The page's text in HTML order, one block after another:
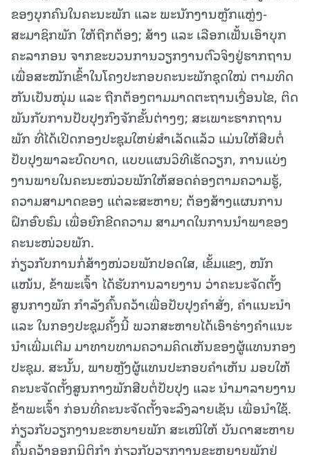
ຂອງບຸກຄົນໃນຄະນະພັກ ແລະ ພະນັກງານຫຼັກແຫຼ່ງ-
ສະມາຊິກພັກ ໃຫ້ຖືກຕ້ອງ; ສ້າງ ແລະ ເລືອກເຟັ້ນເອົາບຸກ
ຄະລາກອນ ຈາກຂະບວນການວຽກງານຕົວຈິງຢູ່ຮາກຖານ
ເພື່ອສະໝັກເຂົ້າໃນໂຄງປະກອບຄະນະພັກຊຸດໃໝ່ ຕາມທິດ
ຫັນເປັນໜຸ່ມ ແລະ ຖືກຕ້ອງຕາມມາດຕະຖານເງື່ອນໄຂ, ຕິດ
ພັນກັບການປັບປຸງກົງຈັກຂັ້ນຕ່າງໆ; ສະເພາະຮາກຖານ
ພັກ ທີ່ໄດ້ເປີດກອງປະຊຸມໃຫຍ່ສຳເລັດແລ້ວ ແມ່ນໃຫ້ສືບຕໍ່
ປັບປຸງພາລະບົດບາດ, ແບບແຜນວິທີເຮັດວຽກ, ການແບ່ງ
ງານພາຍໃນຄະນະໜ່ວຍພັກໃຫ້ສອດຄ່ອງຕາມຄວາມຮູ້,
ຄວາມສາມາດຂອງ ແຕ່ລະສະຫາຍ; ຕ້ອງສ້າງແຜນການ
ຝຶກອົບຮົມ ເພື່ອຍົກຂີດຄວາມ ສາມາດໃນການນໍາພາຂອງ
ຄະນະໜ່ວຍພັກ.
ກ່ຽວກັບການກໍ່ສ້າງໜ່ວຍພັກປອດໃສ, ເຂັ້ມແຂງ, ໜັກ
ແໜ້ນ, ຂ້າພະເຈົ້າ ໄດ້ຮັບການລາຍງານ ວ່າຄະນະຈັດຕັ້ງ
ສູນກາງພັກ ກໍາລັງຄົ້ນຄວ້າເພື່ອປັບປຸງຄໍາສັ່ງ, ຄໍາແນະນໍາ
ແລະ ໃນກອງປະຊຸມຄັ້ງນີ້ ພວກສະຫາຍໄດ້ເອົາຮ່າງຄໍາແນະ
ນໍາເພີ່ມເຕີມ ມາທາບທາມຄວາມຄິດເຫັນຂອງຜູ້ແທນກອງ
ປະຊຸມ. ສະນັ້ນ, ພາຍຫຼັງຜູ້ແທນປະກອບຄໍາເຫັນ ມອບໃຫ້
ຄະນະຈັດຕັ້ງສູນກາງພັກສືບຕໍ່ປັບປຸງ ແລະ ນໍາມາລາຍງານ
ຂ້າພະເຈົ້າ ກ່ອນທີ່ຄະນະຈັດຕັ້ງຈະລົງລາຍເຊັນ ເພື່ອນໍາໃຊ້.
ກ່ຽວກັບວຽກງານຂະຫຍາຍພັກ ສະເໜີໃຫ້ ບັນດາສະຫາຍ
ຄົ້ນຄວ້າອອກນິຕິກຳ ກ່ຽວກັບວຽກງານຂະຫຍາຍພັກຢູ່